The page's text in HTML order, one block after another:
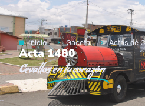
Inicio Gaceta Actas de
Acta 1480
Cevallosen tu corazón